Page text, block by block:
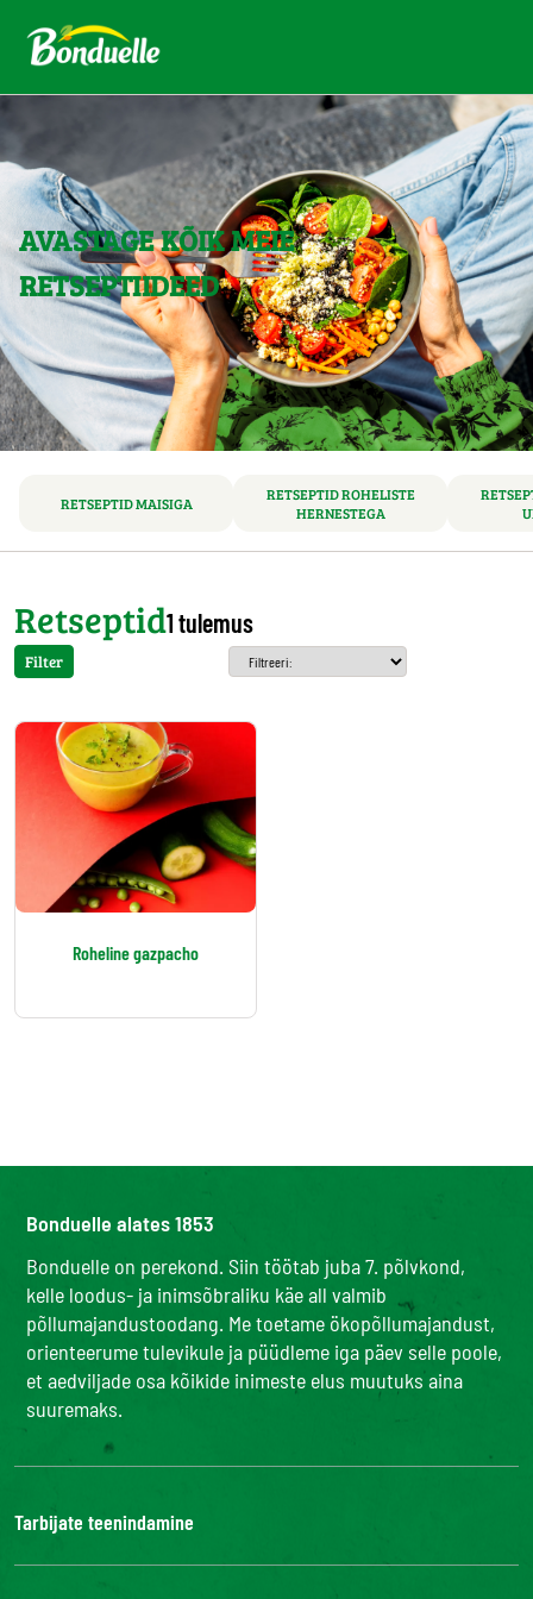
AVASTAGE KÕIK MEIE
RETSEPTIIDEED
RETSEPTID MAISIGA
RETSEPTID ROHELISTE
HERNESTEGA
Retseptid1 tulemus
Filter
Roheline gazpacho
Bonduelle alates 1853
Bonduelle on perekond. Siin töötab juba 7. põlvkond,
kelle loodus- ja inimsõbraliku käe all valmib
põllumajandustoodang. Me toetame ökopõllumajandust,
orienteerume tulevikule ja püüdleme iga päev selle poole,
et aedviljade osa kõikide inimeste elus muutuks aina
suuremaks.
Tarbijate teenindamine
Bonduelle Food Service